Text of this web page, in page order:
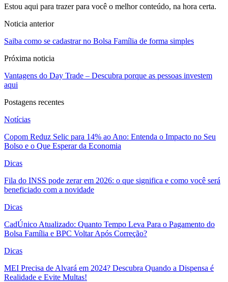
Estou aqui para trazer para você o melhor conteúdo, na hora certa.
Noticia anterior
Saiba como se cadastrar no Bolsa Família de forma simples
Próxima noticia
Vantagens do Day Trade – Descubra porque as pessoas investem
aqui
Postagens recentes
Notícias
Copom Reduz Selic para 14% ao Ano: Entenda o Impacto no Seu
Bolso e o Que Esperar da Economia
Dicas
Fila do INSS pode zerar em 2026: o que significa e como você será
beneficiado com a novidade
Dicas
CadÚnico Atualizado: Quanto Tempo Leva Para o Pagamento do
Bolsa Família e BPC Voltar Após Correção?
Dicas
MEI Precisa de Alvará em 2024? Descubra Quando a Dispensa é
Realidade e Evite Multas!